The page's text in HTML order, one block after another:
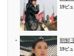
19ビ
朝鮮
19ビ